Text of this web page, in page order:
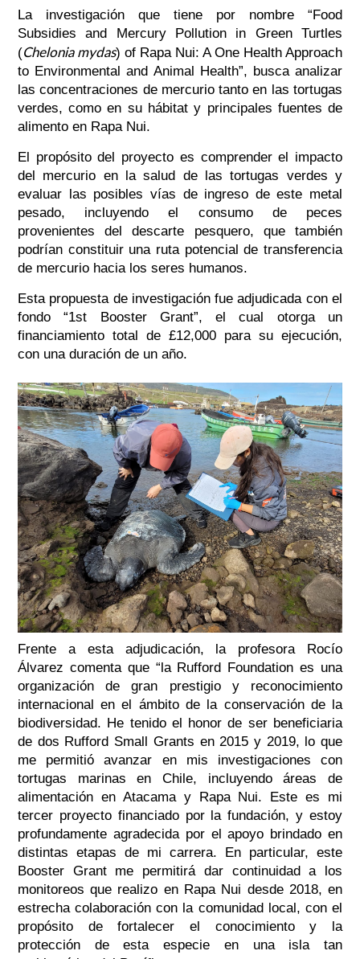
La investigación que tiene por nombre “Food
Subsidies and Mercury Pollution in Green Turtles
(Chelonia mydas) of Rapa Nui: A One Health Approach
to Environmental and Animal Health”, busca analizar
las concentraciones de mercurio tanto en las tortugas
verdes, como en su hábitat y principales fuentes de
alimento en Rapa Nui.
El propósito del proyecto es comprender el impacto
del mercurio en la salud de las tortugas verdes y
evaluar las posibles vías de ingreso de este metal
pesado, incluyendo el consumo de peces
provenientes del descarte pesquero, que también
podrían constituir una ruta potencial de transferencia
de mercurio hacia los seres humanos.
Esta propuesta de investigación fue adjudicada con el
fondo “1st Booster Grant”, el cual otorga un
financiamiento total de £12,000 para su ejecución,
con una duración de un año.
Frente a esta adjudicación, la profesora Rocío
Álvarez comenta que “la Rufford Foundation es una
organización de gran prestigio y reconocimiento
internacional en el ámbito de la conservación de la
biodiversidad. He tenido el honor de ser beneficiaria
de dos Rufford Small Grants en 2015 y 2019, lo que
me permitió avanzar en mis investigaciones con
tortugas marinas en Chile, incluyendo áreas de
alimentación en Atacama y Rapa Nui. Este es mi
tercer proyecto financiado por la fundación, y estoy
profundamente agradecida por el apoyo brindado en
distintas etapas de mi carrera. En particular, este
Booster Grant me permitirá dar continuidad a los
monitoreos que realizo en Rapa Nui desde 2018, en
estrecha colaboración con la comunidad local, con el
propósito de fortalecer el conocimiento y la
protección de esta especie en una isla tan